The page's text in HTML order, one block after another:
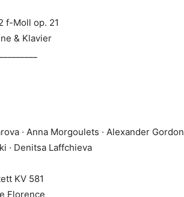
f-Moll op. 21
& Klavier
· Anna Morgoulets · Alexander Gordon
· Denitsa Laffchieva
KV 581
Florence